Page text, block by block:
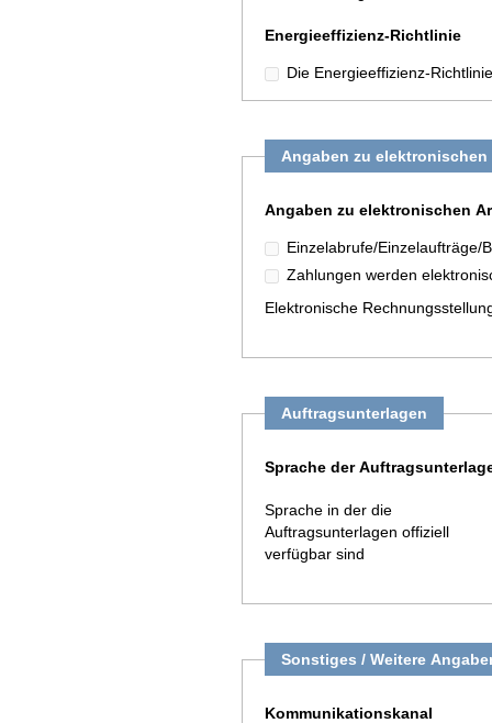
Energieeffizienz-Richtlinie
Die Energieeffizienz-
Angaben zu
Angaben zu elektronischen
Einzelabrufe/Einzelaufträge/
Zahlungen werden
Elektronische
Auftragsunterlagen
Sprache der
Sprache in der die
Auftragsunterlagen offiziell
verfügbar sind
Sonstiges / Weitere
Kommunikationskanal